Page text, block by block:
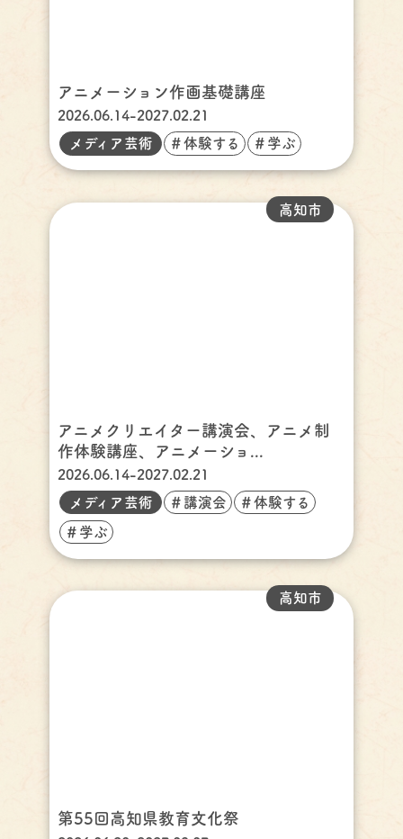
アニメーション作画基礎講座
2026.06.14-2027.02.21
メディア芸術
＃体験する ＃学ぶ
アニメクリエイター講演会、アニメ制
作体験講座、アニメーショ...
高知市
2026.06.14-2027.02.21
メディア芸術
＃講演会 ＃体験する
＃学ぶ
第55回高知県教育文化祭
高知市